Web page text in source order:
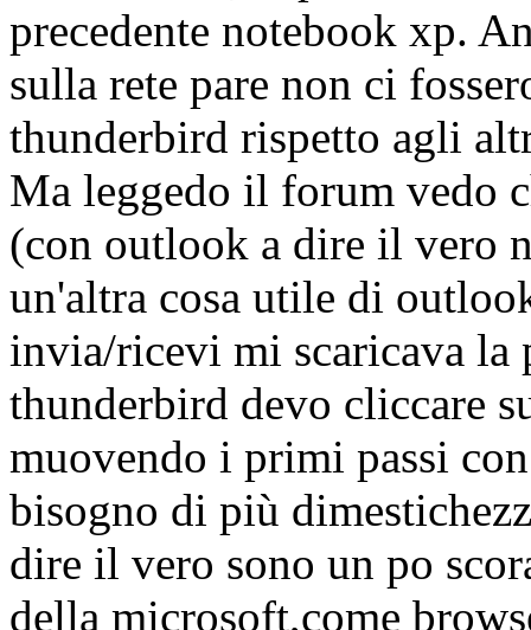
precedente notebook xp.
sulla rete pare non ci
thunderbird rispetto agli
Ma leggedo il forum vedo
(con outlook a dire il vero
un'altra cosa utile di
invia/ricevi mi scaricava la
thunderbird devo cliccare
muovendo i primi passi
bisogno di più
dire il vero sono un po
della microsoft,come